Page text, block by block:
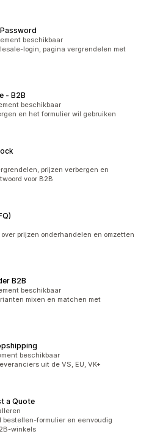
beschikbaar
login, pagina vergrendelen met
‑ B2B
beschikbaar
en het formulier wil gebruiken
prijzen verbergen en
voor B2B
prijzen onderhandelen en omzetten
B2B
beschikbaar
mixen en matchen met
beschikbaar
uit de VS, EU, VK+
a Quote
formulier en eenvoudig
winkels